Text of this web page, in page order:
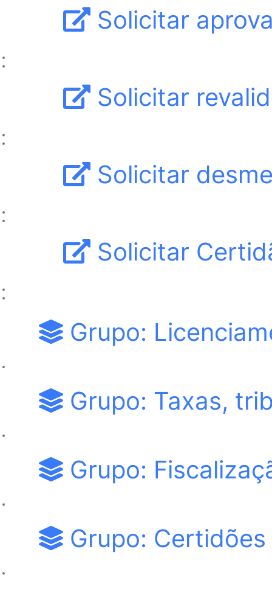
Solicitar
Solicitar
Solicitar
Solicitar
Grupo:
Grupo: Taxas,
Grupo:
Grupo: Certidões